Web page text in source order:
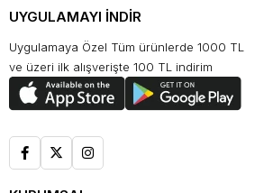
UYGULAMAYI İNDİR
Uygulamaya Özel Tüm ürünlerde 1000 TL
ve üzeri ilk alışverişte 100 TL indirim